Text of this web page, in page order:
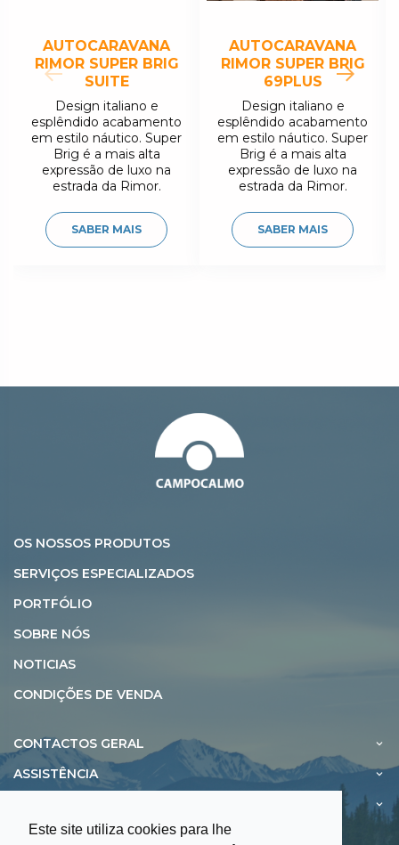
Este site utiliza cookies para lhe
Parking feet
Outside entrance door lamp
Garage (access door dimensions) H (mm) x W (mm)
1150 x 850
Roof rack with ladder on request
Service battery on request
Bicycle rack on request
Alarm system on request
AUTOCARAVANA
RIMOR SUPER BRIG
SUITE
Design italiano e
esplêndido acabamento
em estilo náutico. Super
Brig é a mais alta
expressão de luxo na
estrada da Rimor.
SABER MAIS
AUTOCARAVANA
RIMOR SUPER BRIG
69PLUS
Design italiano e
esplêndido acabamento
em estilo náutico. Super
Brig é a mais alta
expressão de luxo na
estrada da Rimor.
SABER MAIS
OS NOSSOS PRODUTOS
SERVIÇOS ESPECIALIZADOS
PORTFÓLIO
SOBRE NÓS
NOTICIAS
CONDIÇÕES DE VENDA
CONTACTOS GERAL
ASSISTÊNCIA